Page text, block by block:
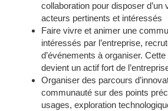
collaboration pour disposer d’un
acteurs pertinents et intéressés
Faire vivre et animer une
intéressés par l’entreprise,
d’événements à organiser.
devient un actif fort de
Organiser des parcours
communauté sur des points
usages, exploration